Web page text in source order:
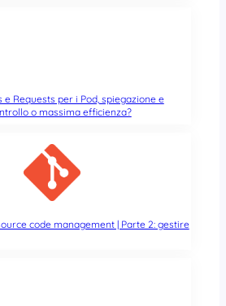
e Requests per i Pod, spiegazione e
o massima efficienza?
code management | Parte 2: gestire